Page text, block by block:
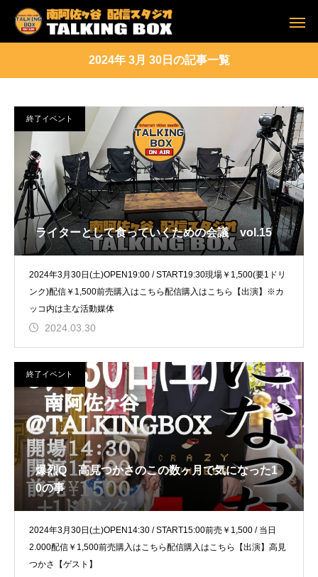
2024年 3月 30日の記事一覧
終了イベント
ライターとして食っていくための会議 vol.15
2024年3月30日(土)OPEN19:00 / START19:30現場￥1,500(要1ドリ
ンク)配信￥1,500前売購入はこちら配信購入はこちら【出演】※カ
ッコ内は主な活動媒体
2024.03.30
終了イベント
爆烈Q 高見つかさのこの数ヶ月で気になった1
0の事
2024年3月30日(土)OPEN14:30 / START15:00前売￥1,500 / 当日
2.000配信￥1,500前売購入はこちら配信購入はこちら【出演】高見
つかさ【ゲスト】